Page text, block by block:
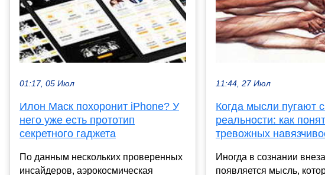
01:17, 05 Июл
Илон Маск похоронит iPhone? У
него уже есть прототип
секретного гаджета
По данным нескольких проверенных
инсайдеров, аэрокосмическая
11:44, 27 Июл
Когда мысли пугают
реальности: как
тревожных
Иногда в сознании
появляется мысль,